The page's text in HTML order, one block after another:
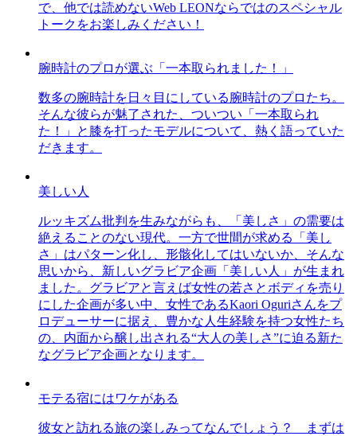
で、他では読めないWeb LEONならではのスペシャル
トークをお楽しみください！
腕時計のプロが選ぶ「一本取られました！」
数多の腕時計を日々目にしている腕時計のプロたち。
そんな彼らが魅了された、ついつい「一本取られ
た！」と膝を打ったモデルについて、熱く語っていた
だきます。
美しい人
ルッキズム批判を生みながらも、「美しさ」の需要は
絶えることのない現代。一方で世間が求める「美し
さ」はパターン化し、形骸化してはいないか、そんな
思いから、新しいグラビア企画「美しい人」が生まれ
ました。グラビアと言えば女性の若さとボディを売り
にした企画が多い中、女性であるKaori Oguriさんをプ
ロデューサーに据え、豊かな人生経験を持つ女性たち
の、内面から醸し出される“大人の美しさ”に迫る新た
なグラビア企画となります。
モテる宿にはワケがある
彼女と訪れる旅の楽しみってなんでしょう？ まずは